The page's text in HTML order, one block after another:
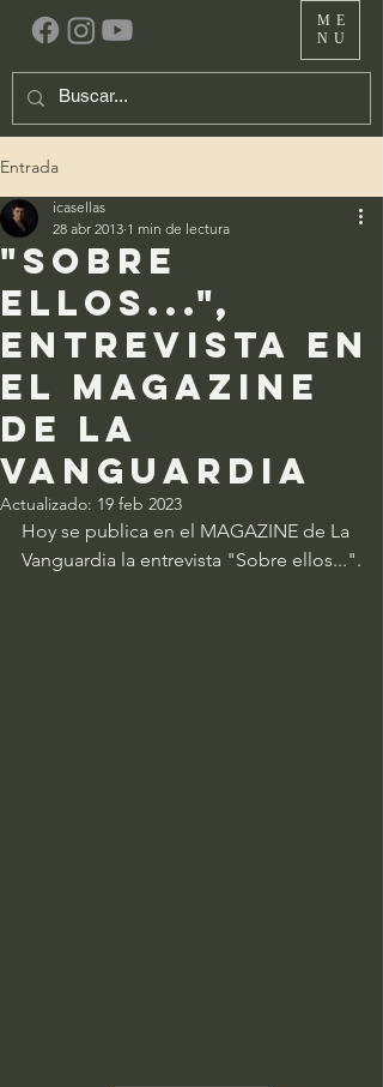
ME
NU
Entrada
"Sobre
ellos...",
entrevista en
el magazine
de la
vanguardia
icasellas
28 abr 2013 1 min de lectura
Actualizado: 19 feb 2023
Hoy se publica en el MAGAZINE de La
Vanguardia la entrevista "Sobre ellos...".